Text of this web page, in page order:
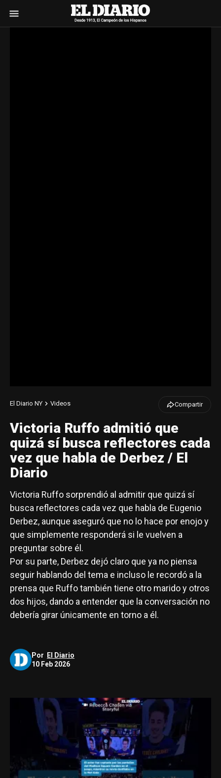
El Diario NY Videos Compartir
Victoria Ruffo admitió que
quizá sí busca reflectores cada
vez que habla de Derbez / El
Diario
Victoria Ruffo sorprendió al admitir que quizá sí
busca reflectores cada vez que habla de Eugenio
Derbez, aunque aseguró que no lo hace por enojo y
que simplemente responderá si le vuelven a
preguntar sobre él.
Por su parte, Derbez dejó claro que ya no piensa
seguir hablando del tema e incluso le recordó a la
prensa que Ruffo también tiene otro marido y otros
dos hijos, dando a entender que la conversación no
debería girar únicamente en torno a él.
Por
El Diario
10 Feb 2026